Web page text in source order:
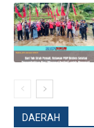
DAERAH